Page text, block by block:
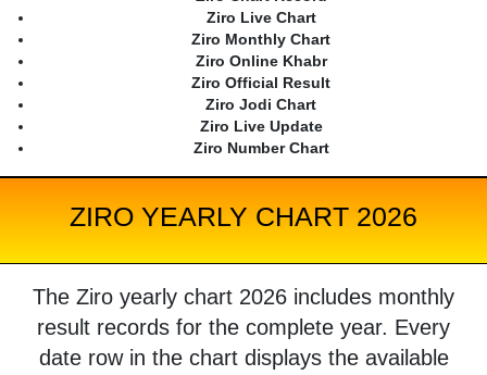
Ziro Live Chart
Ziro Monthly Chart
Ziro Online Khabr
Ziro Official Result
Ziro Jodi Chart
Ziro Live Update
Ziro Number Chart
ZIRO YEARLY CHART 2026
The Ziro yearly chart 2026 includes monthly
result records for the complete year. Every
date row in the chart displays the available